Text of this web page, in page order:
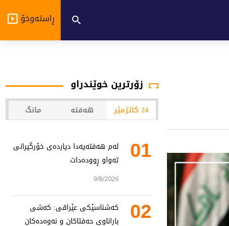
ڕاستەوخۆ
زۆرترین خوێندراو
24 کاتژمێر هەفتە مانگ
01
لەم هەفتەیەدا دیاردەی خۆرگیرانی
تەواو ڕوودەدات
9/8/2026
02
کەشناسێکی عێراقی: کەشی
باراناوی حەفتاکان و نەوەدەکان